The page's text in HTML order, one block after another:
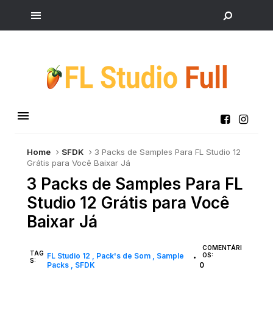
Home SFDK
3 Packs de Samples Para FL Studio 12
Grátis para Você Baixar Já
3 Packs de Samples Para FL
Studio 12 Grátis para Você
Baixar Já
TAG
S:
FL Studio 12 Pack's de Som
Sample
Packs
SFDK
•
COMENTÁRI
OS:
0